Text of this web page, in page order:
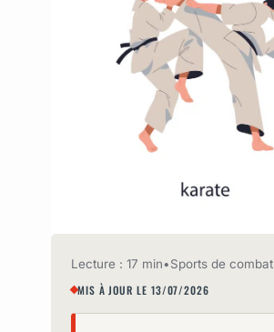
Lecture : 17 min•Sports de combat
MIS À JOUR LE 13/07/2026